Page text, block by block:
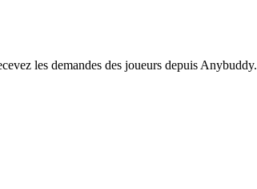
les demandes des joueurs depuis Anybuddy.